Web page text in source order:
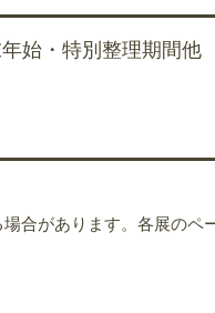
始・特別整理期間他
合があります。各展のペ